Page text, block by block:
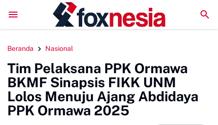
Perkuat Kolaborasi Pengembangan Pariwisata
Beranda Nasional
Tim Pelaksana PPK Ormawa
BKMF Sinapsis FIKK UNM
Lolos Menuju Ajang Abdidaya
PPK Ormawa 2025